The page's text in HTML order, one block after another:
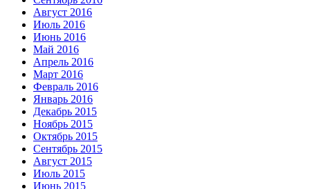
Август 2016
Июль 2016
Июнь 2016
Май 2016
Апрель 2016
Март 2016
Февраль 2016
Январь 2016
Декабрь 2015
Ноябрь 2015
Октябрь 2015
Сентябрь 2015
Август 2015
Июль 2015
Июнь 2015